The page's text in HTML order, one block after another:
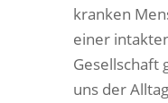
kranken
einer
Gesellschaft
uns der